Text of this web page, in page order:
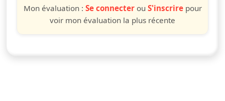
Mon évaluation : Se connecterou S'inscrirepour
voir mon évaluation la plus récente